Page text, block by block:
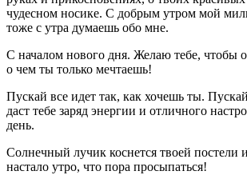
чудесном носике. С добрым утром мой
тоже с утра думаешь обо мне.
С началом нового дня. Желаю тебе, чтобы
о чем ты только мечтаешь!
Пускай все идет так, как хочешь ты.
даст тебе заряд энергии и отличного
день.
Солнечный лучик коснется твоей постели
настало утро, что пора просыпаться!